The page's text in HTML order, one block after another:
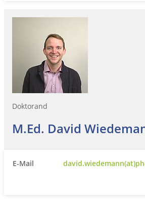
Doktorand
M.Ed. David
E-Mail